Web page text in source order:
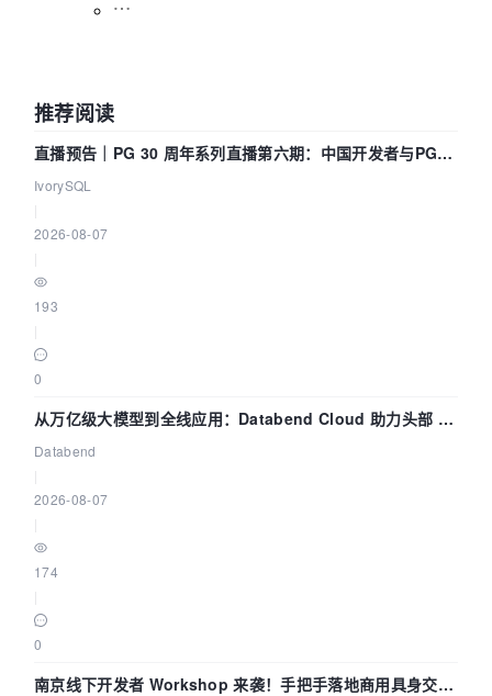
推荐阅读
直播预告｜PG 30 周年系列直播第六期：中国开发者与PG内
核——我们改得动吗？我们贡献了什么？
IvorySQL
2026-08-07
193
0
从万亿级大模型到全线应用：Databend Cloud 助力头部 AI
企业构建全链路 Trace 数据管道
Databend
2026-08-07
174
0
南京线下开发者 Workshop 来袭！手把手落地商用具身交互